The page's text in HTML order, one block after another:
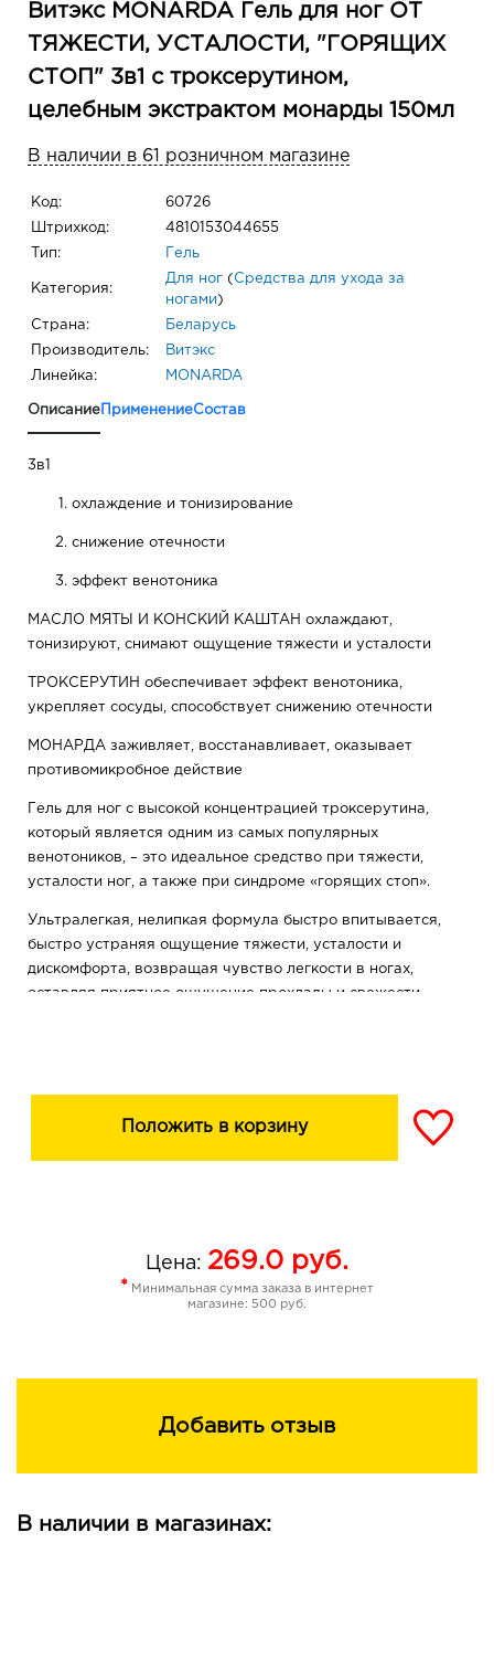
Витэкс MONARDA Гель для ног ОТ
ТЯЖЕСТИ, УСТАЛОСТИ, "ГОРЯЩИХ
СТОП" 3в1 c троксерутином,
целебным экстрактом монарды 150мл
В наличии в 61 розничном магазине
Код: 60726
Штрихкод: 4810153044655
Тип: Гель
Категория:
Для ног ( Средства для ухода за
ногами )
Страна: Беларусь
Производитель: Витэкс
Линейка: MONARDA
Описание ПрименениеСостав
3в1
охлаждение и тонизирование
снижение отечности
эффект венотоника
МАСЛО МЯТЫ И КОНСКИЙ КАШТАН охлаждают,
тонизируют, снимают ощущение тяжести и усталости
ТРОКСЕРУТИН обеспечивает эффект венотоника,
укрепляет сосуды, способствует снижению отечности
МОНАРДА заживляет, восстанавливает, оказывает
противомикробное действие
Гель для ног с высокой концентрацией троксерутина,
который является одним из самых популярных
венотоников, – это идеальное средство при тяжести,
усталости ног, а также при синдроме «горящих стоп».
Ультралегкая, нелипкая формула быстро впитывается,
быстро устраняя ощущение тяжести, усталости и
дискомфорта, возвращая чувство легкости в ногах,
оставляя приятное ощущение прохлады и свежести.
Положить в корзину
Цена: 269.0 руб.
* Минимальная сумма заказа в интернет
магазине: 500 руб.
Добавить отзыв
В наличии в магазинах: